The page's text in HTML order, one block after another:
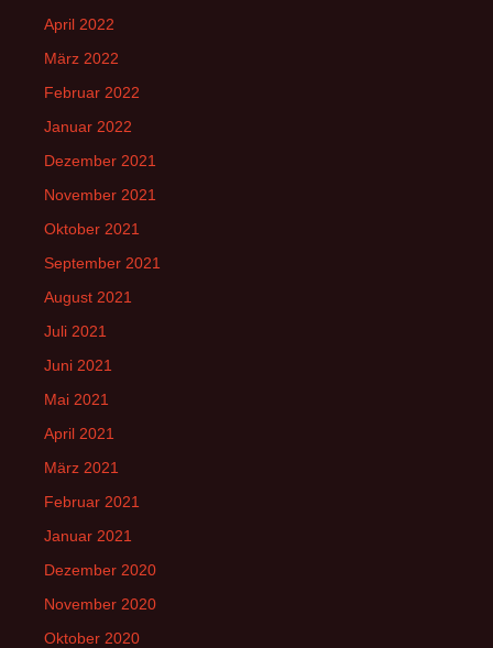
April 2022
März 2022
Februar 2022
Januar 2022
Dezember 2021
November 2021
Oktober 2021
September 2021
August 2021
Juli 2021
Juni 2021
Mai 2021
April 2021
März 2021
Februar 2021
Januar 2021
Dezember 2020
November 2020
Oktober 2020